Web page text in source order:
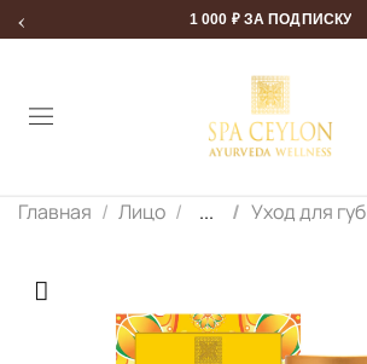
‹ 1 000 ₽ ЗА ПОДПИСКУ
Главная Лицо ... Уход для губ